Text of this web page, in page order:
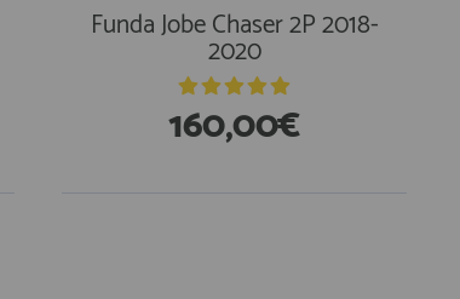
Funda Jobe Chaser 2P 2018-
2020
160,00€